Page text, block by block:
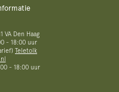
VA Den Haag
- 18:00 uur
Teletolk
- 18:00 uur